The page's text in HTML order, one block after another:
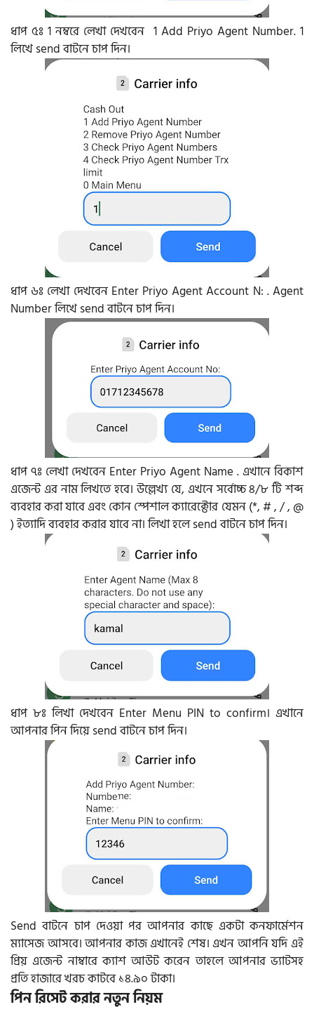
ধাপ ৫ঃ 1 নম্বরে লেখা দেখবেন 1 Add Priyo Agent Number. 1
লিখে send বাটনে চাপ দিন।
ধাপ ৬ঃ লেখা দেখবেন Enter Priyo Agent Account N: . Agent
Number লিখে send বাটনে চাপ দিন।
ধাপ ৭ঃ লেখা দেখবেন Enter Priyo Agent Name . এখানে বিকাশ
এজেন্ট এর নাম লিখতে হবে। উল্লেখ্য যে, এখনে সর্বোচ্চ ৪/৮ টি শব্দ
ব্যবহার করা যাবে এবং কোন স্পেশাল ক্যারেক্টোর যেমন (*, # , / , @
) ইত্যাদি ব্যবহার করার যাবে না। লিখা হলে send বাটনে চাপ দিন।
ধাপ ৮ঃ লিখা দেখবেন Enter Menu PIN to confirm। এখানে
আপনার পিন দিয়ে send বাটনে চাপ দিন।
Send বাটনে চাপ দেওয়া পর আপনার কাছে একটা কনফার্মেশন
ম্যাসেজ আসবে। আপনার কাজ এখানেই শেষ। এখন আপনি যদি এই
প্রিয় এজেন্ট নাম্বারে ক্যাশ আউট করেন তাহলে আপনার ভ্যাটসহ
প্রতি হাজারে খরচ কাটবে ১৪.৯০ টাকা।
পিন রিসেট করার নতুন নিয়ম